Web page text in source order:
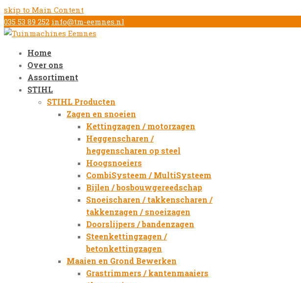
skip to Main Content
035 53 89 252 info@tm-eemnes.nl
Home
Over ons
Assortiment
STIHL
STIHL Producten
Zagen en snoeien
Kettingzagen / motorzagen
Heggenscharen /
heggenscharen op steel
Hoogsnoeiers
CombiSysteem / MultiSysteem
Bijlen / bosbouwgereedschap
Snoeischaren / takkenscharen /
takkenzagen / snoeizagen
Doorslijpers / bandenzagen
Steenkettingzagen /
betonkettingzagen
Maaien en Grond Bewerken
Grastrimmers / kantenmaaiers